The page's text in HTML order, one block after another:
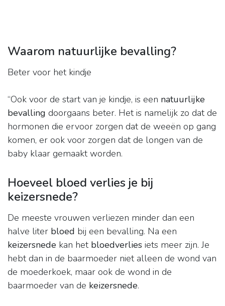
Waarom natuurlijke bevalling?
Beter voor het kindje
“Ook voor de start van je kindje, is een natuurlijke
bevalling doorgaans beter. Het is namelijk zo dat de
hormonen die ervoor zorgen dat de weeën op gang
komen, er ook voor zorgen dat de longen van de
baby klaar gemaakt worden.
Hoeveel bloed verlies je bij
keizersnede?
De meeste vrouwen verliezen minder dan een
halve liter bloed bij een bevalling. Na een
keizersnede kan het bloedverlies iets meer zijn. Je
hebt dan in de baarmoeder niet alleen de wond van
de moederkoek, maar ook de wond in de
baarmoeder van de keizersnede.